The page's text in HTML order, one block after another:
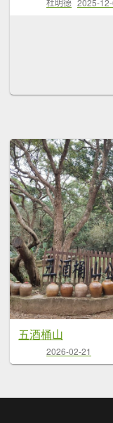
杜明德 2025-
五酒桶山
2026-02-21